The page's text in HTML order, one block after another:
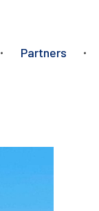
Partners